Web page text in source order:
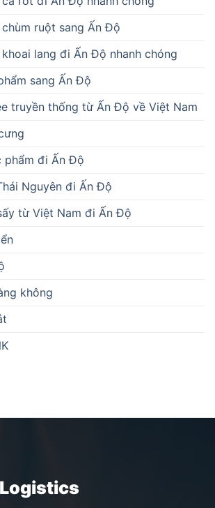
ruột sang Ấn Độ
lang đi Ấn Độ nhanh chóng
sang Ấn Độ
truyền thống từ Ấn Độ về Việt Nam
phẩm đi Ấn Độ
Nguyên đi Ấn Độ
từ Việt Nam đi Ấn Độ
không